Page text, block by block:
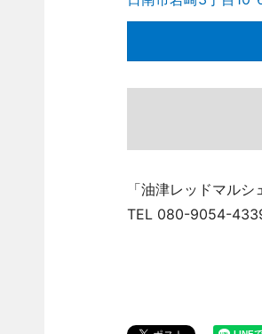
「油津レッドマル
TEL 080-9054-4339